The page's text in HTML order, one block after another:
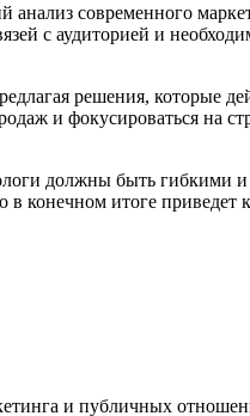
анализ современного
с аудиторией и
решения, которые
и фокусироваться на
должны быть гибкими
в конечном итоге приведет
и публичных